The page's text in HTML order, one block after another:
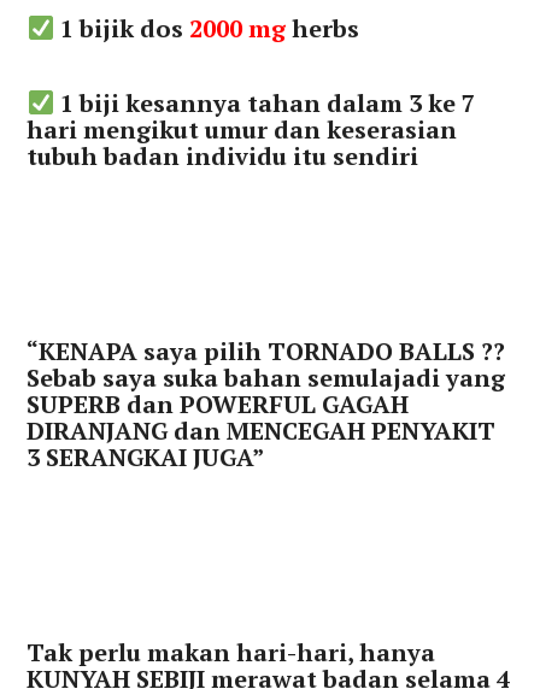
1 bijik dos 2000 mgherbs
1 biji kesannya tahan dalam 3 ke 7
hari mengikut umur dan keserasian
tubuh badan individu itu sendiri
“KENAPA saya pilih TORNADO BALLS ??
Sebab saya suka bahan semulajadi yang
SUPERB dan POWERFUL GAGAH
DIRANJANG dan MENCEGAH PENYAKIT
3 SERANGKAI JUGA”
Tak perlu makan hari-hari, hanya
KUNYAH SEBIJI merawat badan selama 4